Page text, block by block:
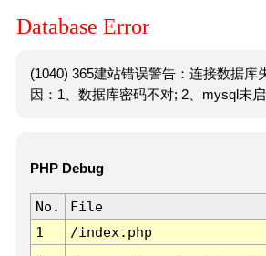
Database Error
(1040) 365建站错误警告：连接数据库
因：1、数据库密码不对; 2、mysql未启
PHP Debug
No. File
1
/index.php